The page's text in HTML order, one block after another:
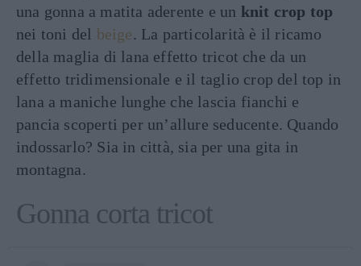
una gonna a matita aderente e un knit crop top
nei toni del beige. La particolarità è il ricamo
della maglia di lana effetto tricot che da un
effetto tridimensionale e il taglio crop del top in
lana a maniche lunghe che lascia fianchi e
pancia scoperti per un’allure seducente. Quando
indossarlo? Sia in città, sia per una gita in
montagna.
Gonna corta tricot